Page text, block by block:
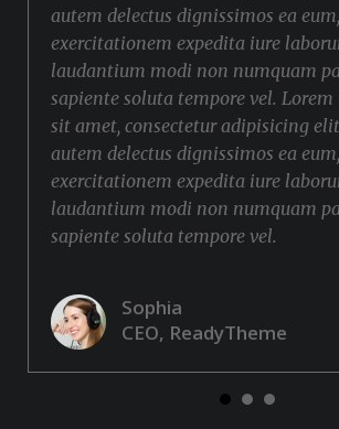
autem delectus dignissimos ea
exercitationem expedita iure
laudantium modi non numquam
sapiente soluta tempore vel.
sit amet, consectetur adipisicing
autem delectus dignissimos ea
exercitationem expedita iure
laudantium modi non numquam
sapiente soluta tempore vel.
Sophia
CEO, ReadyTheme